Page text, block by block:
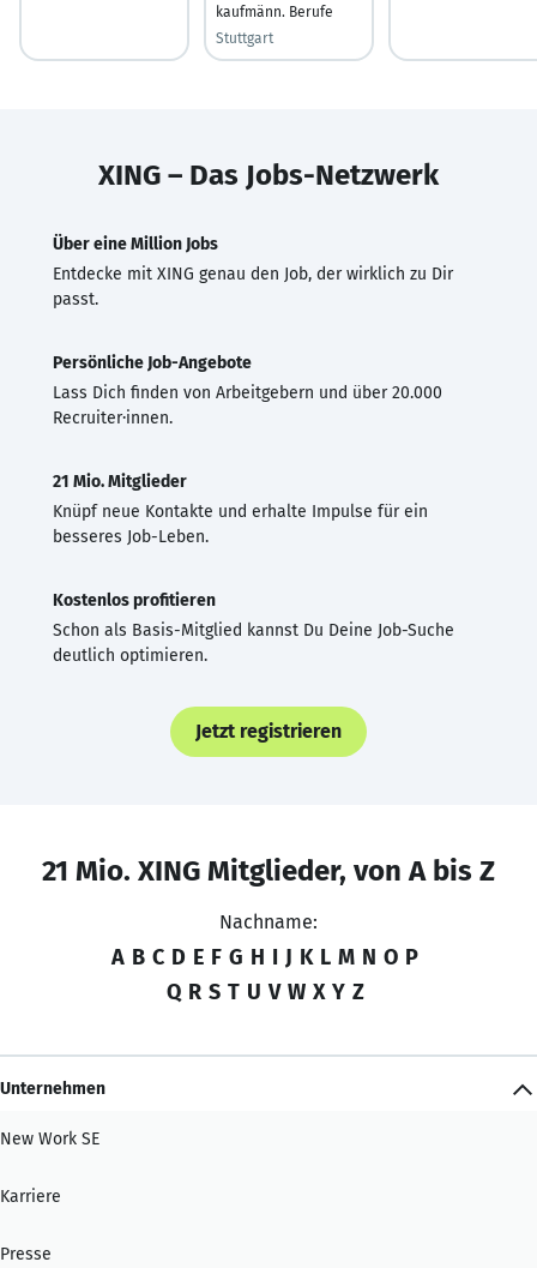
kaufmänn. Berufe
Stuttgart
XING – Das Jobs-Netzwerk
Über eine Million Jobs
Entdecke mit XING genau den Job, der wirklich zu Dir
passt.
Persönliche Job-Angebote
Lass Dich finden von Arbeitgebern und über 20.000
Recruiter·innen.
21 Mio. Mitglieder
Knüpf neue Kontakte und erhalte Impulse für ein
besseres Job-Leben.
Kostenlos profitieren
Schon als Basis-Mitglied kannst Du Deine Job-Suche
deutlich optimieren.
Jetzt registrieren
21 Mio. XING Mitglieder, von A bis Z
Nachname:
A B C D E F G H I J K L M N O P
Q R S T U V W X Y Z
Unternehmen
New Work SE
Karriere
Presse